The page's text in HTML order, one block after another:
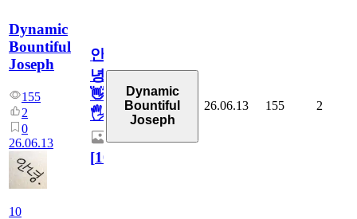
Dynamic
Bountiful
Joseph
155
2
0
26.06.13
10
안
녕
👋
🖐
[10
Dynamic
Bountiful
Joseph
26.06.13 155 2